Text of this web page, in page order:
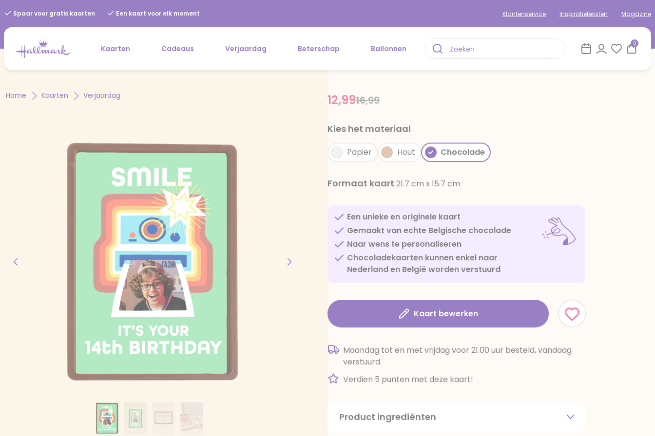
Spaar voor gratis kaarten Een kaart voor elk moment Klantenservice Inspiratieteksten Magazine
Kaarten Cadeaus Verjaardag Beterschap Ballonnen
0
Home Kaarten Verjaardag Price reduced from
16,99to
12,99
Kies het materiaal
Papier Hout Chocolade
Formaat kaart 21.7 cm x 15.7 cm
Een unieke en originele kaart
Gemaakt van echte Belgische chocolade
Naar wens te personaliseren
Chocoladekaarten kunnen enkel naar
Nederland en België worden verstuurd
Kaart bewerken
Maandag tot en met vrijdag voor 21.00 uur besteld, vandaag
verstuurd.
Verdien 5 punten met deze kaart!
Product ingrediënten